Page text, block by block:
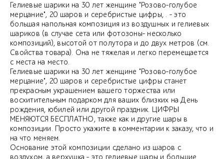
Гелиевые шарики на 30 лет женщине "Розово-голубое
мерцание", 20 шаров и серебристые цифры, . - это
большая напольная композиция из воздушных и гелиевых
шариков (в случае сета или фотозоны- несколько
композиций), высотой от полутора и до двух метров (см.
Свойства товара). Она не тяжелая и легко перемещается
с места на место.
Гелиевые шарики на 30 лет женщине "Розово-голубое
мерцание", 20 шаров и серебристые цифры станет
прекрасным украшением вашего торжества или
восхитительным подарком для ваших близких на День
рождения, юбилей или другой праздник. ЦИФРЫ
МЕНЯЮТСЯ БЕСПЛАТНО, также как и другие шары в
композиции. Просто укажите в комментарии к заказу, что и
на что меняем.
Основание этой композиции сделано из шаров с
воздухом, а верхушка - это гелиевые шары и большие